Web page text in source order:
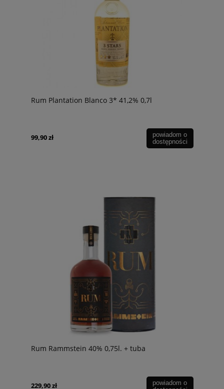
Rum Plantation Blanco 3* 41,2% 0,7l
99,90 zł
powiadom o
dostępności
Rum Rammstein 40% 0,75l. + tuba
229,90 zł
powiadom o